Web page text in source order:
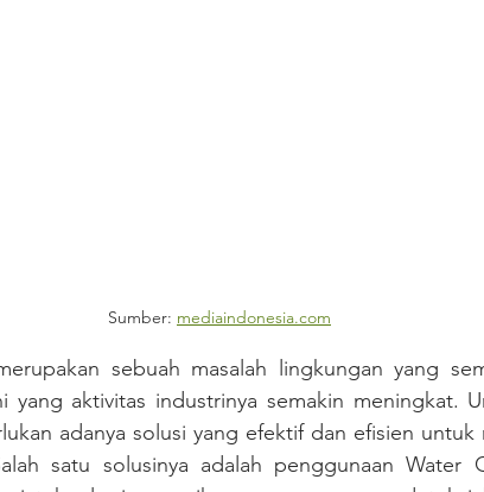
Sumber: mediaindonesia.com
yang aktivitas industrinya semakin meningkat.
adanya solusi yang efektif dan efisien untuk
satu solusinya adalah penggunaan Water